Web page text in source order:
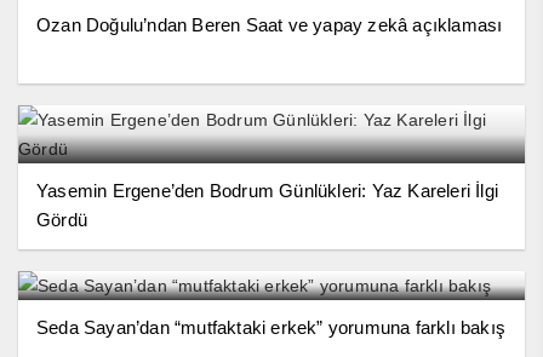
Ozan Doğulu’ndan Beren Saat ve yapay zekâ açıklaması
Yasemin Ergene’den Bodrum Günlükleri: Yaz Kareleri İlgi
Gördü
Seda Sayan’dan “mutfaktaki erkek” yorumuna farklı bakış